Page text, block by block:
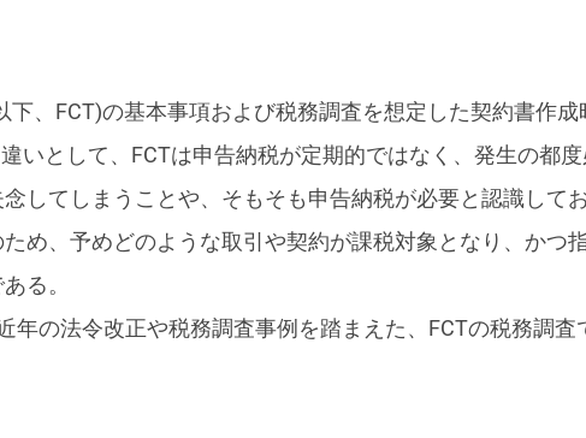
下、FCT)の基本事項および税務調査を想定した契約書作成
いとして、FCTは申告納税が定期的ではなく、発生の都
してしまうことや、そもそも申告納税が必要と認識して
め、予めどのような取引や契約が課税対象となり、かつ
る。
年の法令改正や税務調査事例を踏まえた、FCTの税務調